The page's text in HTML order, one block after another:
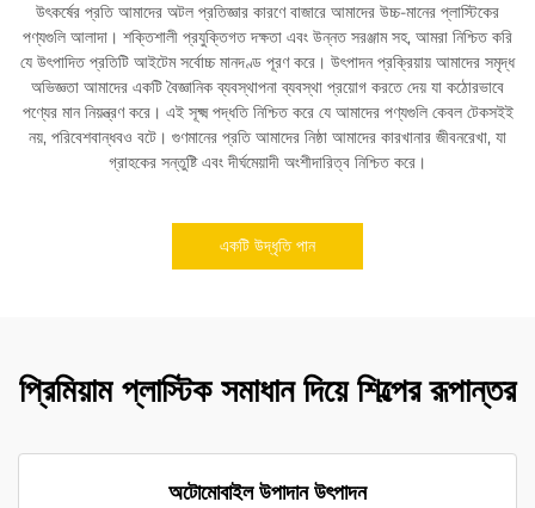
উৎকর্ষের প্রতি আমাদের অটল প্রতিজ্ঞার কারণে বাজারে আমাদের উচ্চ-মানের প্লাস্টিকের
পণ্যগুলি আলাদা। শক্তিশালী প্রযুক্তিগত দক্ষতা এবং উন্নত সরঞ্জাম সহ, আমরা নিশ্চিত করি
যে উৎপাদিত প্রতিটি আইটেম সর্বোচ্চ মানদণ্ড পূরণ করে। উৎপাদন প্রক্রিয়ায় আমাদের সমৃদ্ধ
অভিজ্ঞতা আমাদের একটি বৈজ্ঞানিক ব্যবস্থাপনা ব্যবস্থা প্রয়োগ করতে দেয় যা কঠোরভাবে
পণ্যের মান নিয়ন্ত্রণ করে। এই সূক্ষ্ম পদ্ধতি নিশ্চিত করে যে আমাদের পণ্যগুলি কেবল টেকসইই
নয়, পরিবেশবান্ধবও বটে। গুণমানের প্রতি আমাদের নিষ্ঠা আমাদের কারখানার জীবনরেখা, যা
গ্রাহকের সন্তুষ্টি এবং দীর্ঘমেয়াদী অংশীদারিত্ব নিশ্চিত করে।
একটি উদ্ধৃতি পান
প্রিমিয়াম প্লাস্টিক সমাধান দিয়ে শিল্পের রূপান্তর
অটোমোবাইল উপাদান উৎপাদন